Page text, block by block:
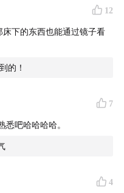
12
下的东西也能通过镜子看
的！
7
悉吧哈哈哈哈。
4